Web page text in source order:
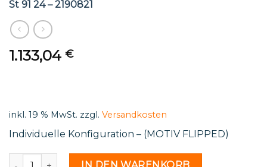
St 91 24 – 2190821
1.133,04 €
inkl. 19 % MwSt. zzgl. Versandkosten
Individuelle Konfiguration – (MOTIV FLIPPED)
St 91 24 - 2190821 Menge